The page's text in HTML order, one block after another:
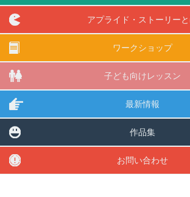
アプライド・ストーリー
ワークショップ
子ども向けレッスン
最新情報
作品集
お問い合わせ